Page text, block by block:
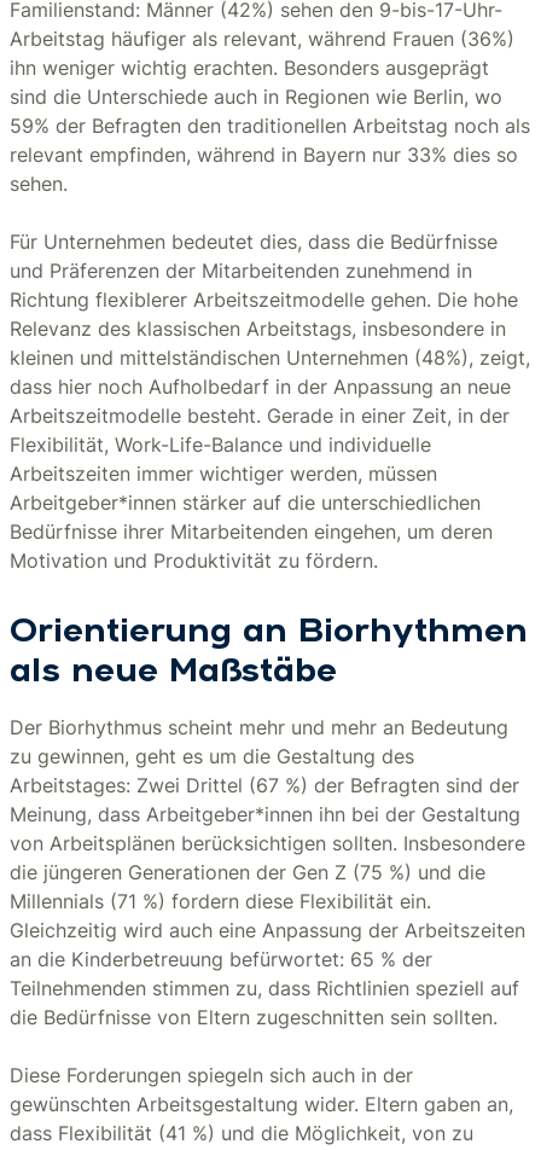
Familienstand: Männer (42%) sehen den 9-bis-17-Uhr-
Arbeitstag häufiger als relevant, während Frauen (36%)
ihn weniger wichtig erachten. Besonders ausgeprägt
sind die Unterschiede auch in Regionen wie Berlin, wo
59% der Befragten den traditionellen Arbeitstag noch als
relevant empfinden, während in Bayern nur 33% dies so
sehen.
Für Unternehmen bedeutet dies, dass die Bedürfnisse
und Präferenzen der Mitarbeitenden zunehmend in
Richtung flexiblerer Arbeitszeitmodelle gehen. Die hohe
Relevanz des klassischen Arbeitstags, insbesondere in
kleinen und mittelständischen Unternehmen (48%), zeigt,
dass hier noch Aufholbedarf in der Anpassung an neue
Arbeitszeitmodelle besteht. Gerade in einer Zeit, in der
Flexibilität, Work-Life-Balance und individuelle
Arbeitszeiten immer wichtiger werden, müssen
Arbeitgeber*innen stärker auf die unterschiedlichen
Bedürfnisse ihrer Mitarbeitenden eingehen, um deren
Motivation und Produktivität zu fördern.
Orientierung an Biorhythmen
als neue Maßstäbe
Der Biorhythmus scheint mehr und mehr an Bedeutung
zu gewinnen, geht es um die Gestaltung des
Arbeitstages: Zwei Drittel (67 %) der Befragten sind der
Meinung, dass Arbeitgeber*innen ihn bei der Gestaltung
von Arbeitsplänen berücksichtigen sollten. Insbesondere
die jüngeren Generationen der Gen Z (75 %) und die
Millennials (71 %) fordern diese Flexibilität ein.
Gleichzeitig wird auch eine Anpassung der Arbeitszeiten
an die Kinderbetreuung befürwortet: 65 % der
Teilnehmenden stimmen zu, dass Richtlinien speziell auf
die Bedürfnisse von Eltern zugeschnitten sein sollten.
Diese Forderungen spiegeln sich auch in der
gewünschten Arbeitsgestaltung wider. Eltern gaben an,
dass Flexibilität (41 %) und die Möglichkeit, von zu